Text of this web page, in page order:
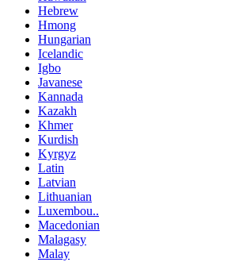
Hebrew
Hmong
Hungarian
Icelandic
Igbo
Javanese
Kannada
Kazakh
Khmer
Kurdish
Kyrgyz
Latin
Latvian
Lithuanian
Luxembou..
Macedonian
Malagasy
Malay